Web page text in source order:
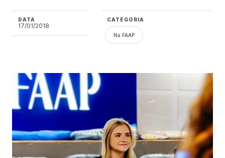
DATA
17/01/2018
CATEGORIA
Na FAAP